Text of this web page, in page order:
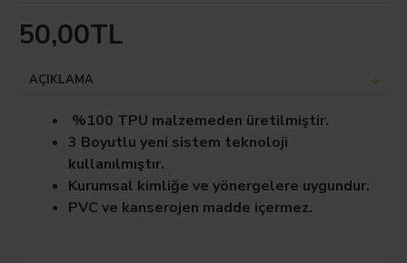
50,00TL
AÇIKLAMA
%100 TPU malzemeden üretilmiştir.
3 Boyutlu yeni sistem teknoloji
kullanılmıştır.
Kurumsal kimliğe ve yönergelere uygundur.
PVC ve kanserojen madde içermez.